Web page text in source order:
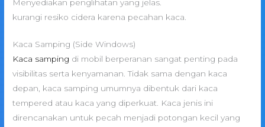
Menyediakan penglihatan yang jelas.
kurangi resiko cidera karena pecahan kaca.
Kaca Samping (Side Windows)
Kaca samping di mobil berperanan sangat penting pada
visibilitas serta kenyamanan. Tidak sama dengan kaca
depan, kaca samping umumnya dibentuk dari kaca
tempered atau kaca yang diperkuat. Kaca jenis ini
direncanakan untuk pecah menjadi potongan kecil yang